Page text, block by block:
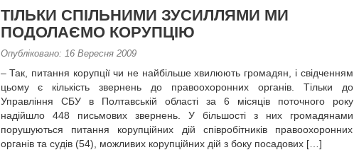
ТІЛЬКИ СПІЛЬНИМИ ЗУСИЛЛЯМИ МИ
ПОДОЛАЄМО КОРУПЦІЮ
Опубліковано: 16 Вересня 2009
– Так, питання корупції чи не найбільше хвилюють громадян, і свідченням
цьому є кількість звернень до правоохоронних органів. Тільки до
Управління СБУ в Полтавській області за 6 місяців поточного року
надійшло 448 письмових звернень. У більшості з них громадянами
порушуються питання корупційних дій співробітників правоохоронних
органів та судів (54), можливих корупційних дій з боку посадових […]